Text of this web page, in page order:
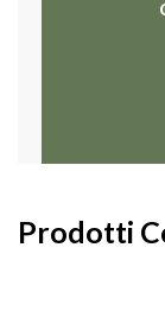
Prodotti